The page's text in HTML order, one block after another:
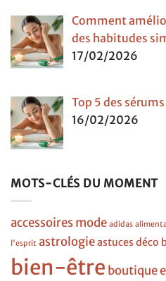
Comment
des habitudes
17/02/2026
Top 5 des
16/02/2026
MOTS-CLÉS DU MOMENT
accessoires mode adidas
l'esprit astrologieastuces déco
bien-être boutique